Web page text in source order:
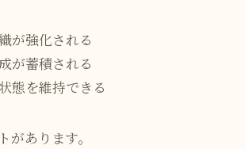
が強化される
が蓄積される
態を維持できる
があります。